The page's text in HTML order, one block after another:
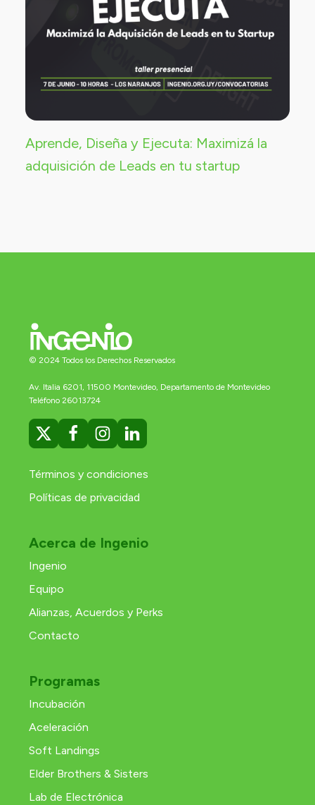
Aprende, Diseña y Ejecuta: Maximizá la
adquisición de Leads en tu startup
© 2024 Todos los Derechos Reservados
Av. Italia 6201, 11500 Montevideo, Departamento de Montevideo
Teléfono 26013724
Términos y condiciones
Políticas de privacidad
Acerca de Ingenio
Ingenio
Equipo
Alianzas, Acuerdos y Perks
Contacto
Programas
Incubación
Aceleración
Soft Landings
Elder Brothers & Sisters
Lab de Electrónica